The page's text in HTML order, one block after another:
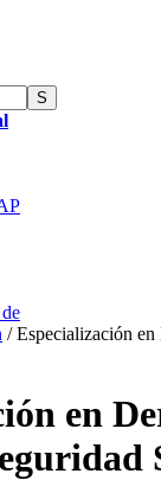
S
/Especialización
en